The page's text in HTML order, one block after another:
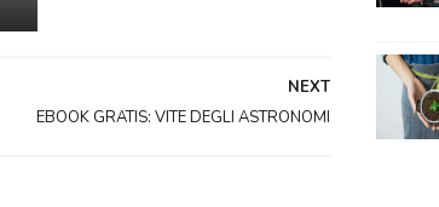
NEXT
EBOOK GRATIS: VITE DEGLI ASTRONOMI